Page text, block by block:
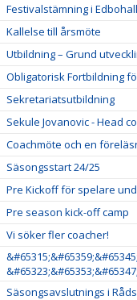
Festivalstämning i
Kallelse till årsmöte
Utbildning – Grund
Obligatorisk Fortbildning
Sekretariatsutbildning
Sekule Jovanovic - Head
Coachmöte och en
Säsongsstart 24/25
Pre Kickoff för spelare
Pre season kick-off camp
Vi söker fler coacher!
Säsongsavslutnings i